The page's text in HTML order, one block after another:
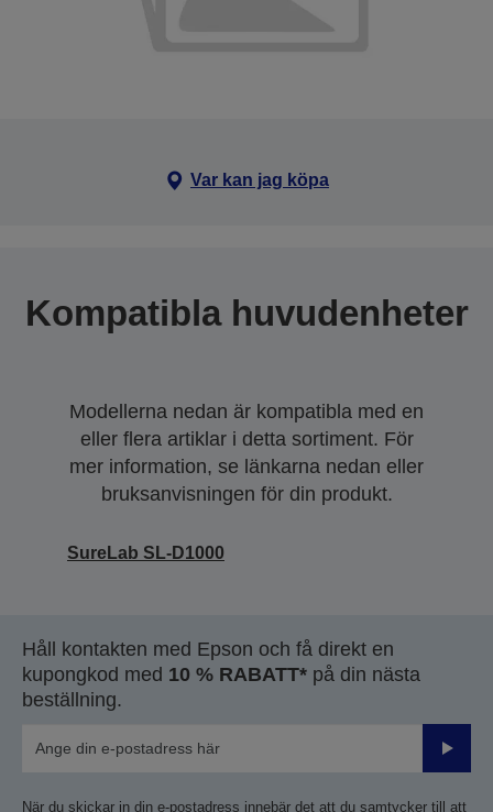
Var kan jag köpa
Kompatibla huvudenheter
Modellerna nedan är kompatibla med en
eller flera artiklar i detta sortiment. För
mer information, se länkarna nedan eller
bruksanvisningen för din produkt.
SureLab SL-D1000
Håll kontakten med Epson och få direkt en
kupongkod med 10 % RABATT* på din nästa
beställning.
Skicka
När du skickar in din e-postadress innebär det att du samtycker till att